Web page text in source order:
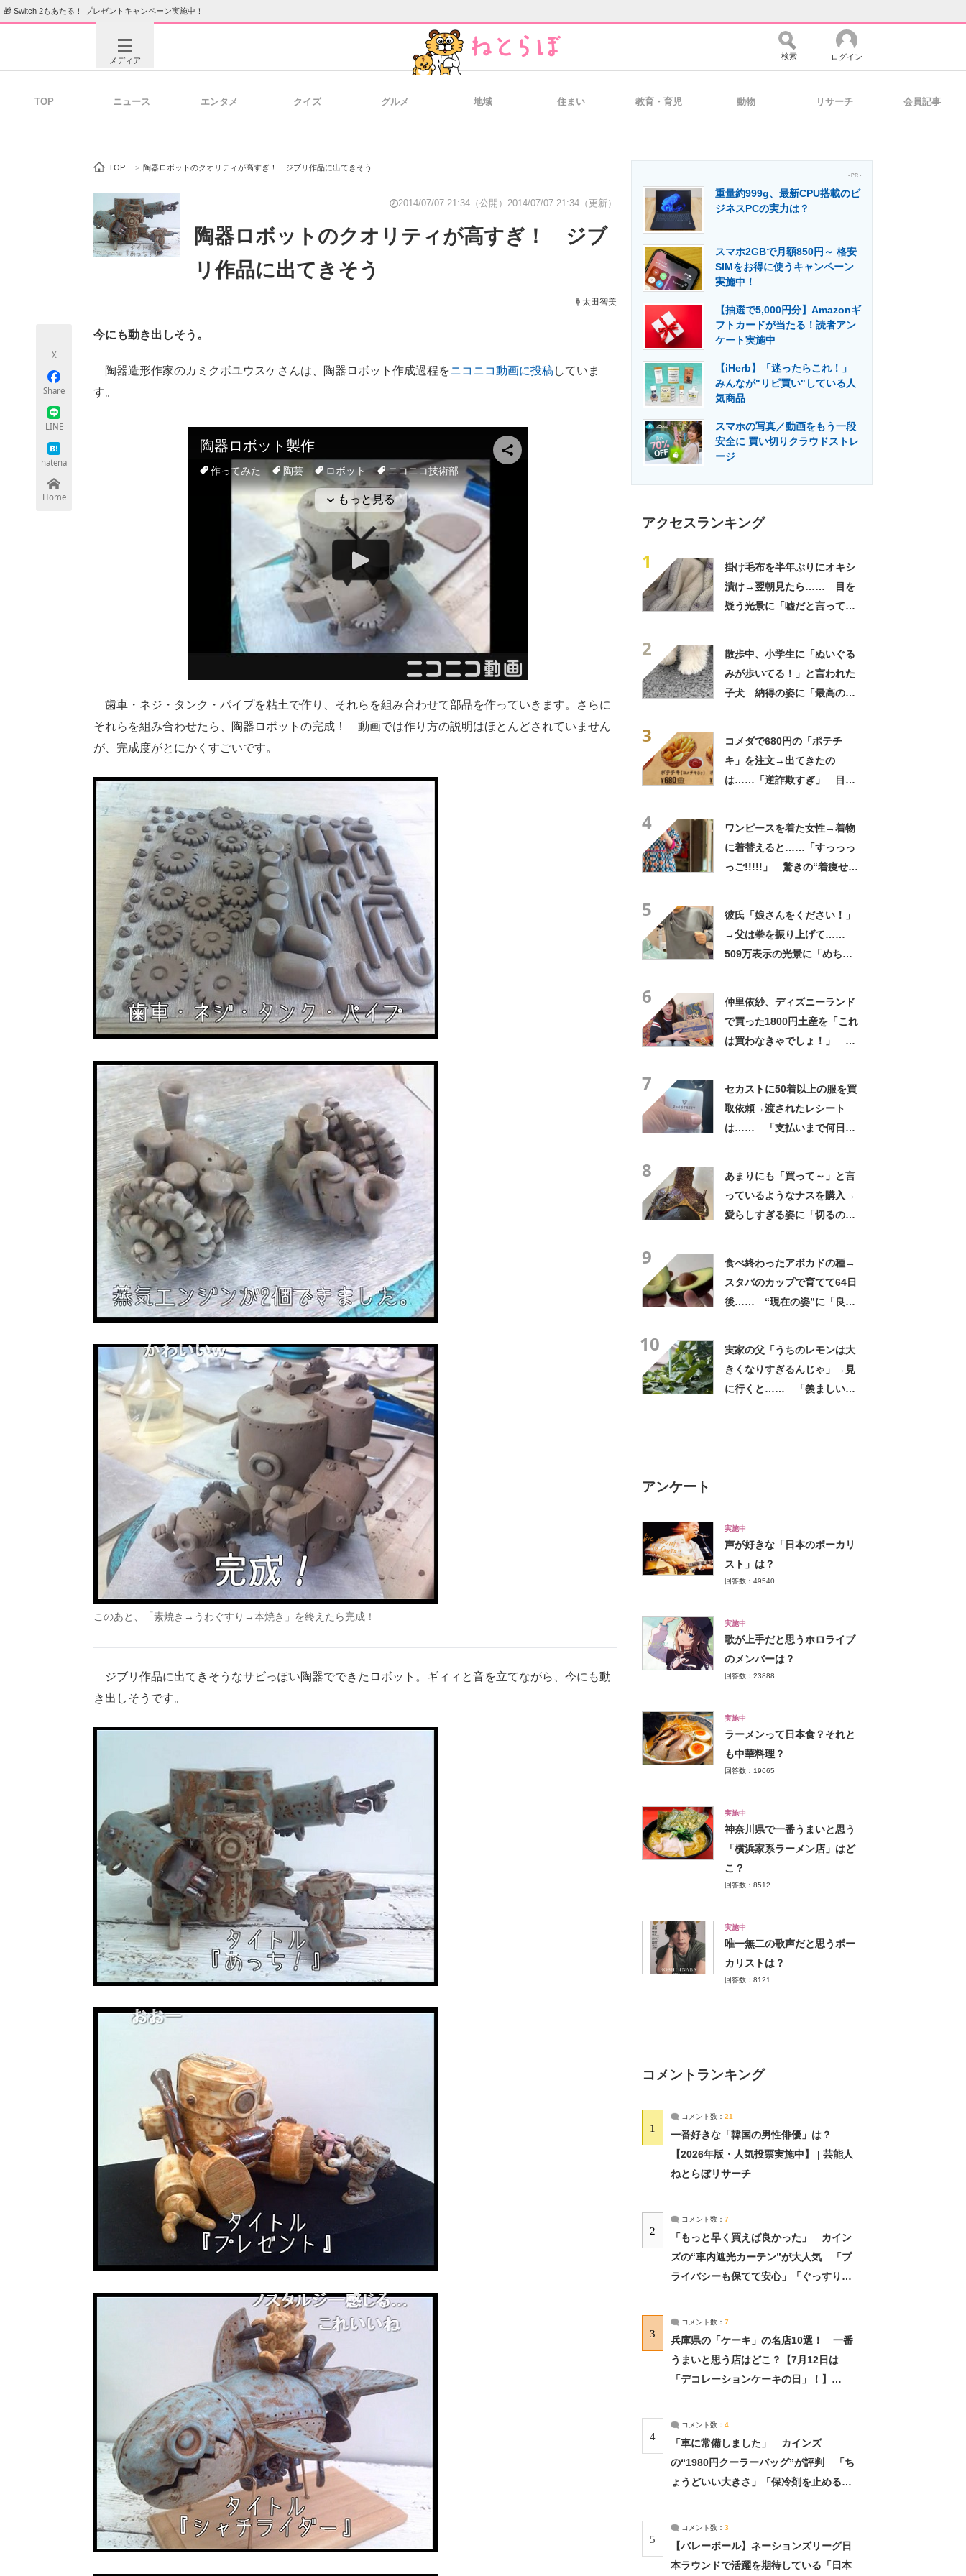
🎁 Switch 2もあたる！ プレゼントキャンペーン実施中！
メディア
ビジネスと働き方のヒント 経営リーダーのコミュニティ マーケ×ITの今がよく分かる
ITエンジニア向け専門サイト 企業向けIT製品の総合サイト 製造業のIT導入・活用を支援
モノづくり技術者専門サイト エネルギーの専門メディア 建設×テクノロジーの最前線
検索 ログイン
TOP ニュース エンタメ クイズ グルメ 地域 住まい 教育・育児 動物 リサーチ 会員記事
TOP > 陶器ロボットのクオリティが高すぎ！ ジブリ作品に出てきそう
2014/07/07 21:34（公開） 2014/07/07 21:34（更新）
陶器ロボットのクオリティが高すぎ！ ジブ
リ作品に出てきそう
太田智美
X
Share
LINE
hatena
Home
今にも動き出しそう。
陶器造形作家のカミクボユウスケさんは、陶器ロボット作成過程をニコニコ動画に投稿していま
す。
歯車・ネジ・タンク・パイプを粘土で作り、それらを組み合わせて部品を作っていきます。さらに
それらを組み合わせたら、陶器ロボットの完成！ 動画では作り方の説明はほとんどされていません
が、完成度がとにかくすごいです。
このあと、「素焼き→うわぐすり→本焼き」を終えたら完成！
ジブリ作品に出てきそうなサビっぽい陶器でできたロボット。ギィィと音を立てながら、今にも動
き出しそうです。
- PR -
重量約999g、最新CPU搭載のビ
ジネスPCの実力は？
スマホ2GBで月額850円～ 格安
SIMをお得に使うキャンペーン
実施中！
【抽選で5,000円分】Amazonギ
フトカードが当たる！読者アン
ケート実施中
【iHerb】「迷ったらこれ！」
みんなが"リピ買い"している人
気商品
スマホの写真／動画をもう一段
安全に 買い切りクラウドストレ
ージ
アクセスランキング
1
掛け毛布を半年ぶりにオキシ
漬け→翌朝見たら…… 目を
疑う光景に「嘘だと言ってく
2
散歩中、小学生に「ぬいぐる
みが歩いてる！」と言われた
子犬 納得の姿に「最高の褒
3
コメダで680円の「ポテチ
キ」を注文→出てきたの
は……「逆詐欺すぎ」 目を
4
ワンピースを着た女性→着物
に着替えると……「すっっっ
っご!!!!!」 驚きの“着痩せ
5
彼氏「娘さんをください！」
→父は拳を振り上げて……
509万表示の光景に「めちゃ
6
仲里依紗、ディズニーランド
で買った1800円土産を「これ
は買わなきゃでしょ！」
7
セカストに50着以上の服を買
取依頼→渡されたレシート
は…… 「支払いまで何日か
8
あまりにも「買って～」と言
っているようなナスを購入→
愛らしすぎる姿に「切るのが
9
食べ終わったアボカドの種→
スタバのカップで育てて64日
後…… “現在の姿”に「良さ
10
実家の父「うちのレモンは大
きくなりすぎるんじゃ」→見
に行くと…… 「羨ましい」
アンケート
実施中
声が好きな「日本のボーカリ
スト」は？
回答数：49540
実施中
歌が上手だと思うホロライブ
のメンバーは？
回答数：23888
実施中
ラーメンって日本食？それと
も中華料理？
回答数：19665
実施中
神奈川県で一番うまいと思う
「横浜家系ラーメン店」はど
こ？
回答数：8512
実施中
唯一無二の歌声だと思うボー
カリストは？
回答数：8121
コメントランキング
1
コメント数： 21
一番好きな「韓国の男性俳優」は？
【2026年版・人気投票実施中】 | 芸能人
ねとらぼリサーチ
2
コメント数： 7
「もっと早く買えば良かった」 カイン
ズの“車内遮光カーテン”が大人気 「プ
ライバシーも保てて安心」「ぐっすり眠
3
コメント数： 7
兵庫県の「ケーキ」の名店10選！ 一番
うまいと思う店はどこ？【7月12日は
「デコレーションケーキの日」！】
4
コメント数： 4
「車に常備しました」 カインズ
の“1980円クーラーバッグ”が評判 「ち
ょうどいい大きさ」「保冷剤を止めるベ
5
コメント数： 3
【バレーボール】ネーションズリーグ日
本ラウンドで活躍を期待している「日本